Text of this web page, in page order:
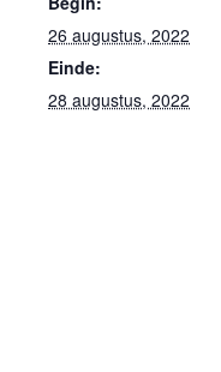
26 augustus, 2022
Einde:
28 augustus, 2022